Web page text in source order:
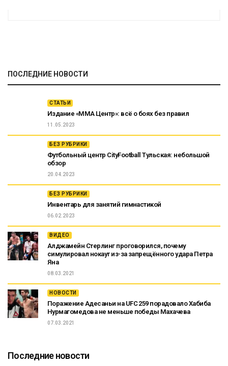
ПОСЛЕДНИЕ НОВОСТИ
СТАТЬИ
Издание «ММА Центр»: всё о боях без правил
11.05.2023
БЕЗ РУБРИКИ
Футбольный центр CityFootball Тульская: небольшой
обзор
20.04.2023
БЕЗ РУБРИКИ
Инвентарь для занятий гимнастикой
06.02.2023
ВИДЕО
Алджамейн Стерлинг проговорился, почему
симулировал нокаут из-за запрещённого удара Петра
Яна
08.03.2021
НОВОСТИ
Поражение Адесаньи на UFC 259 порадовало Хабиба
Нурмагомедова не меньше победы Махачева
07.03.2021
Последние новости